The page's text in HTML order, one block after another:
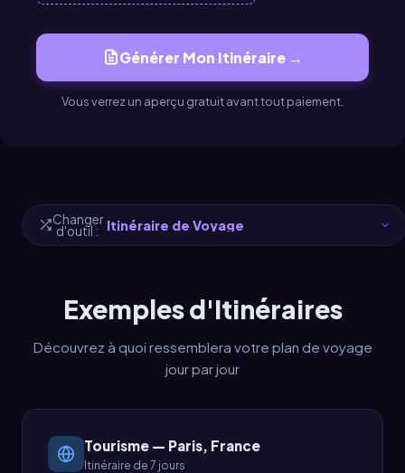
Générer Mon Itinéraire →
Vous verrez un aperçu gratuit avant tout paiement.
Changer
d'outil :
Exemples d'Itinéraires
Découvrez à quoi ressemblera votre plan de voyage
jour par jour
Tourisme — Paris, France
Itinéraire de 7 jours